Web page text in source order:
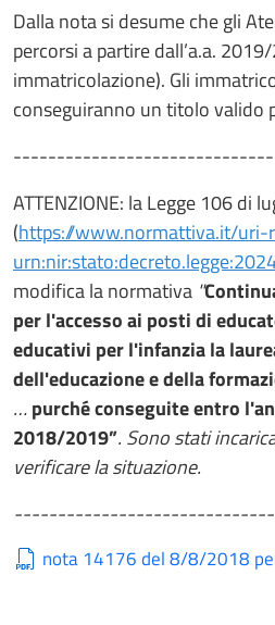
Dalla nota si desume che gli
percorsi a partire dall’a.a.
immatricolazione). Gli
conseguiranno un titolo valido
ATTENZIONE: la Legge 106 di
(https://www.normattiva.it/uri-
modifica la normativa "
per l'accesso ai posti di
educativi per l'infanzia la
dell'educazione e della
…purché conseguite entro
2018/2019”. Sono stati
verificare la situazione.
nota 14176 del 8/8/2018